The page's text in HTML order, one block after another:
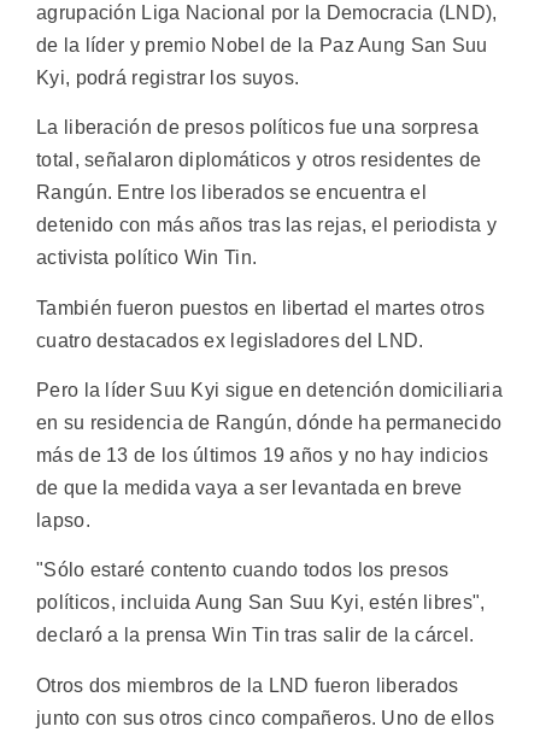
agrupación Liga Nacional por la Democracia (LND),
de la líder y premio Nobel de la Paz Aung San Suu
Kyi, podrá registrar los suyos.
La liberación de presos políticos fue una sorpresa
total, señalaron diplomáticos y otros residentes de
Rangún. Entre los liberados se encuentra el
detenido con más años tras las rejas, el periodista y
activista político Win Tin.
También fueron puestos en libertad el martes otros
cuatro destacados ex legisladores del LND.
Pero la líder Suu Kyi sigue en detención domiciliaria
en su residencia de Rangún, dónde ha permanecido
más de 13 de los últimos 19 años y no hay indicios
de que la medida vaya a ser levantada en breve
lapso.
"Sólo estaré contento cuando todos los presos
políticos, incluida Aung San Suu Kyi, estén libres",
declaró a la prensa Win Tin tras salir de la cárcel.
Otros dos miembros de la LND fueron liberados
junto con sus otros cinco compañeros. Uno de ellos